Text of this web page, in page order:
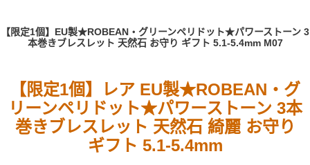
【限定1個】EU製★ROBEAN・グリーンペリドット★パワーストーン 3
本巻きブレスレット 天然石 お守り ギフト 5.1-5.4mm M07
【限定1個】レア EU製★ROBEAN・グ
リーンペリドット★パワーストーン 3本
巻きブレスレット 天然石 綺麗 お守り
ギフト 5.1-5.4mm